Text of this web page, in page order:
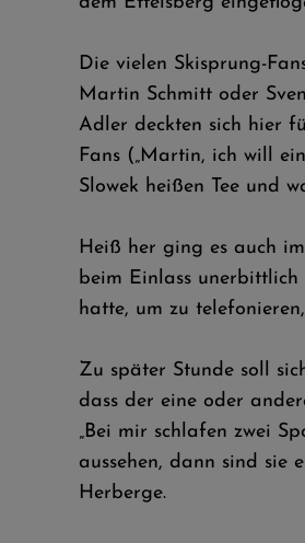
Die vielen Skisprung-
Martin Schmitt oder
Adler deckten sich hier
Fans („Martin, ich will
Slowek heißen Tee und
Heiß her ging es auch
beim Einlass unerbittlich
hatte, um zu
Zu später Stunde soll
dass der eine oder
„Bei mir schlafen zwei
aussehen, dann sind sie
Herberge.